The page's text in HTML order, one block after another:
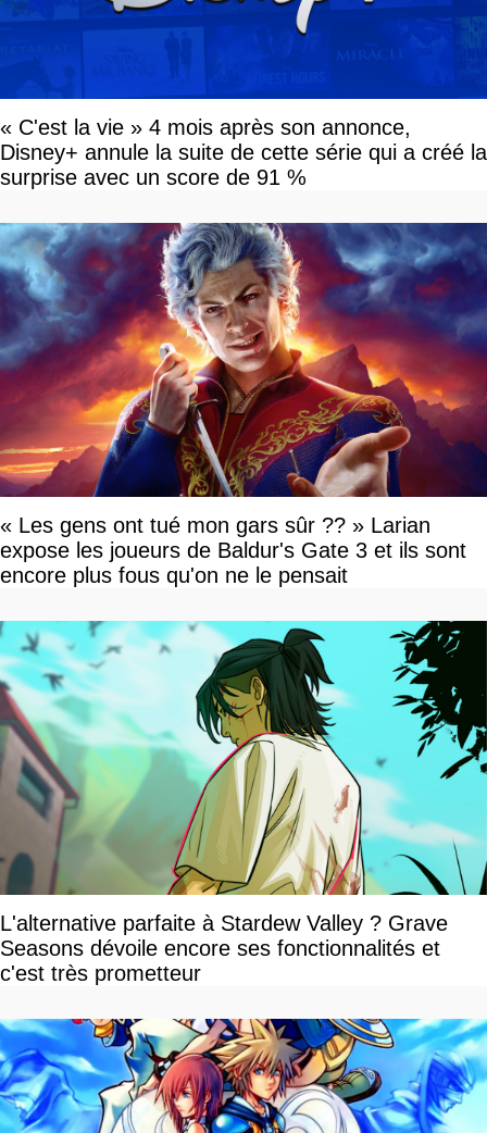
« C'est la vie » 4 mois après son annonce,
Disney+ annule la suite de cette série qui a créé la
surprise avec un score de 91 %
« Les gens ont tué mon gars sûr ?? » Larian
expose les joueurs de Baldur's Gate 3 et ils sont
encore plus fous qu'on ne le pensait
L'alternative parfaite à Stardew Valley ? Grave
Seasons dévoile encore ses fonctionnalités et
c'est très prometteur